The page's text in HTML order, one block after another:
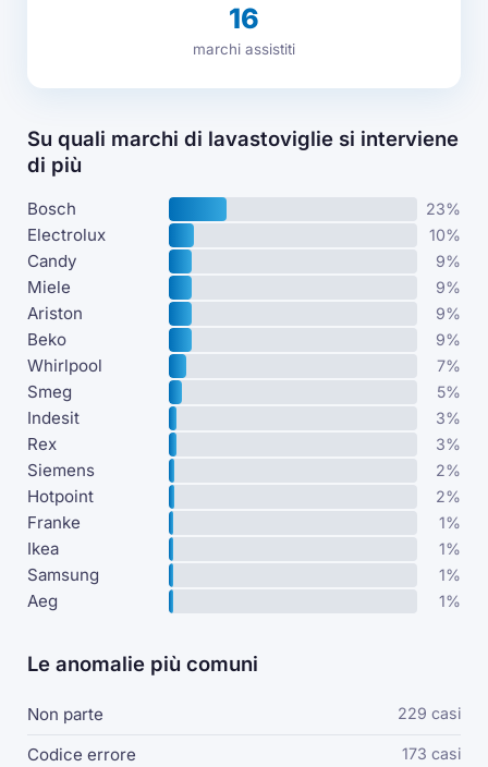
16
marchi assistiti
Su quali marchi di lavastoviglie si interviene
di più
Bosch 23%
Electrolux 10%
Candy 9%
Miele 9%
Ariston 9%
Beko 9%
Whirlpool 7%
Smeg 5%
Indesit 3%
Rex 3%
Siemens 2%
Hotpoint 2%
Franke 1%
Ikea 1%
Samsung 1%
Aeg 1%
Le anomalie più comuni
Non parte 229 casi
Codice errore 173 casi